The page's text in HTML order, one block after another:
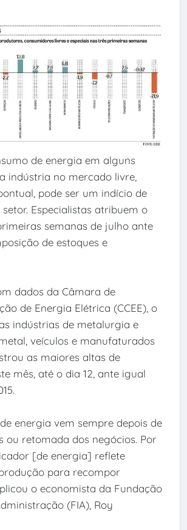
de energia em alguns
indústria no mercado livre,
pode ser um indício de
Especialistas atribuem o
semanas de julho ante
de estoques e
dados da Câmara de
de Energia Elétrica (CCEE), o
indústrias de metalurgia e
veículos e manufaturados
as maiores altas de
mês, até o dia 12, ante igual
energia vem sempre depois de
ou retomada dos negócios. Por
[de energia] reflete
para recompor
o economista da Fundação
(FIA), Roy